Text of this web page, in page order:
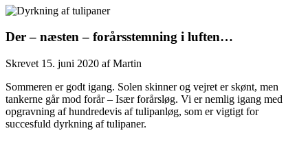
Der – næsten – forårsstemning i luften…
Skrevet 15. juni 2020 afMartin
Sommeren er godt igang. Solen skinner og vejret er skønt, men
tankerne går mod forår – Især forårsløg. Vi er nemlig igang med
opgravning af hundredevis af tulipanløg, som er vigtigt for
succesfuld dyrkning af tulipaner.